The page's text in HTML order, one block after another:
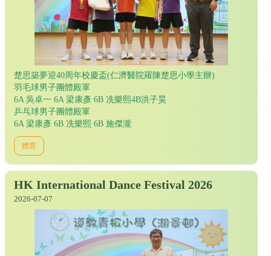
楚思築夢迎40周年校慶盃(仁濟醫院羅陳楚思小學主辦)
羽毛球男子團體殿軍
6A 吳卓一 6A 梁康彥 6B 冼樂熙4B洪子昊
乒乓球男子團體殿軍
6A 梁康彥 6B 冼樂熙 6B 施傑瀧
體育
HK International Dance Festival 2026
2026-07-07